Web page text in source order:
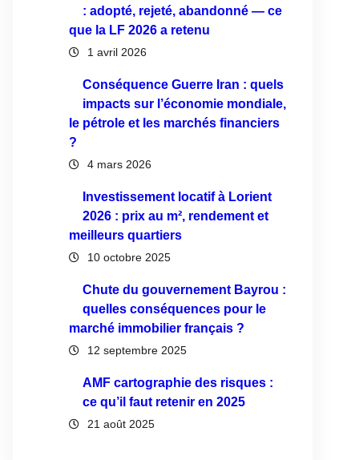
: adopté, rejeté, abandonné — ce
que la LF 2026 a retenu
1 avril 2026
Conséquence Guerre Iran : quels
impacts sur l’économie mondiale,
le pétrole et les marchés financiers
?
4 mars 2026
Investissement locatif à Lorient
2026 : prix au m², rendement et
meilleurs quartiers
10 octobre 2025
Chute du gouvernement Bayrou :
quelles conséquences pour le
marché immobilier français ?
12 septembre 2025
AMF cartographie des risques :
ce qu’il faut retenir en 2025
21 août 2025